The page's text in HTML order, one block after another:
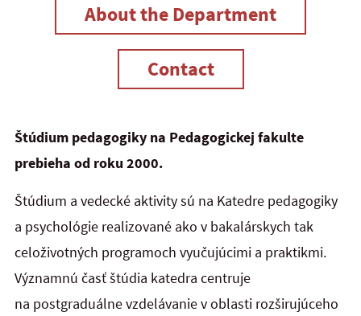
About the Department
Contact
Štúdium pedagogiky na Pedagogickej fakulte
prebieha od roku 2000.
Štúdium a vedecké aktivity sú na Katedre pedagogiky
a psychológie realizované ako v bakalárskych tak
celoživotných programoch vyučujúcimi a praktikmi.
Významnú časť štúdia katedra centruje
na postgraduálne vzdelávanie v oblasti rozširujúceho